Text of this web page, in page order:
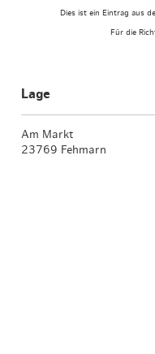
Dies ist ein Eintrag aus
Für die
Lage
Am Markt
23769 Fehmarn